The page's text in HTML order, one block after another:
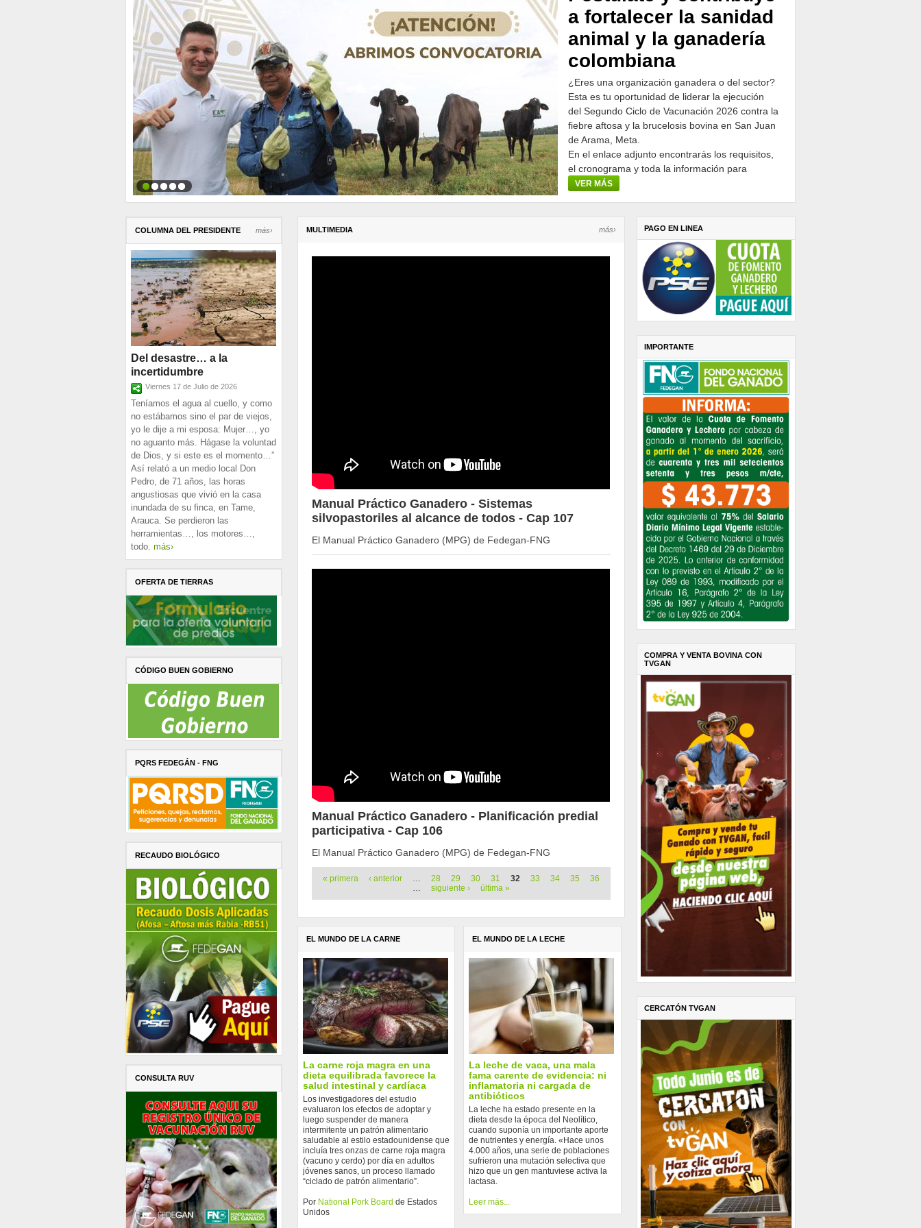
a fortalecer la sanidad
animal y la ganadería
colombiana
¿Eres una organización ganadera o del sector?
Esta es tu oportunidad de liderar la ejecución
del Segundo Ciclo de Vacunación 2026 contra la
fiebre aftosa y la brucelosis bovina en San Juan
de Arama, Meta.
En el enlace adjunto encontrarás los requisitos,
el cronograma y toda la información para
participar.
VER MÁS
COLUMNA DEL PRESIDENTE más›
Del desastre… a la
incertidumbre
Viernes 17 de Julio de 2026
Teníamos el agua al cuello, y como
no estábamos sino el par de viejos,
yo le dije a mi esposa: Mujer…, yo
no aguanto más. Hágase la voluntad
de Dios, y si este es el momento…”
Así relató a un medio local Don
Pedro, de 71 años, las horas
angustiosas que vivió en la casa
inundada de su finca, en Tame,
Arauca. Se perdieron las
herramientas…, los motores…,
todo. más›
OFERTA DE TIERRAS
CÓDIGO BUEN GOBIERNO
PQRS FEDEGÁN - FNG
RECAUDO BIOLÓGICO
CONSULTA RUV
MULTIMEDIA más›
Manual Práctico Ganadero - Sistemas
silvopastoriles al alcance de todos - Cap 107
El Manual Práctico Ganadero (MPG) de Fedegan-FNG
Manual Práctico Ganadero - Planificación predial
participativa - Cap 106
El Manual Práctico Ganadero (MPG) de Fedegan-FNG
Páginas
« primera ‹ anterior … 28 29 30 31 32 33 34 35
36
…
siguiente › última »
EL MUNDO DE LA CARNE
La carne roja magra en una
dieta equilibrada favorece la
salud intestinal y cardíaca
Los investigadores del estudio
evaluaron los efectos de adoptar y
luego suspender de manera
intermitente un patrón alimentario
saludable al estilo estadounidense que
incluía tres onzas de carne roja magra
(vacuno y cerdo) por día en adultos
jóvenes sanos, un proceso llamado
“ciclado de patrón alimentario”.
Por National Pork Board de Estados
Unidos
EL MUNDO DE LA LECHE
La leche de vaca, una mala
fama carente de evidencia: ni
inflamatoria ni cargada de
antibióticos
La leche ha estado presente en la
dieta desde la época del Neolítico,
cuando suponía un importante aporte
de nutrientes y energía. «Hace unos
4.000 años, una serie de poblaciones
sufrieron una mutación selectiva que
hizo que un gen mantuviese activa la
lactasa.
Leer más...
PAGO EN LINEA
IMPORTANTE
COMPRA Y VENTA BOVINA CON
TVGAN
CERCATÓN TVGAN